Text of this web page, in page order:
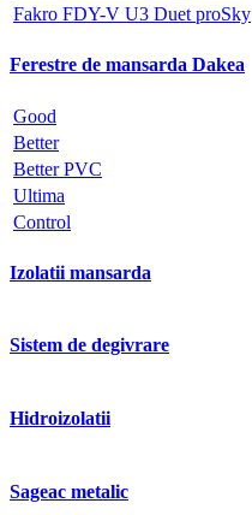
Fakro FDY-V U3 Duet proSky
Ferestre de mansarda Dakea
Good
Better
Better PVC
Ultima
Control
Izolatii mansarda
Sistem de degivrare
Hidroizolatii
Sageac metalic